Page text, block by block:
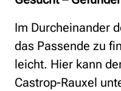
Im Durcheinander
das Passende zu
leicht. Hier kann
Castrop-Rauxel